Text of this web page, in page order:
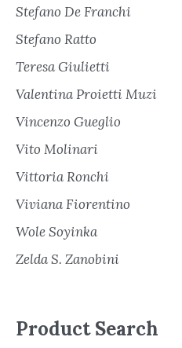
Stefano De Franchi
Stefano Ratto
Teresa Giulietti
Valentina Proietti Muzi
Vincenzo Gueglio
Vito Molinari
Vittoria Ronchi
Viviana Fiorentino
Wole Soyinka
Zelda S. Zanobini
Product Search